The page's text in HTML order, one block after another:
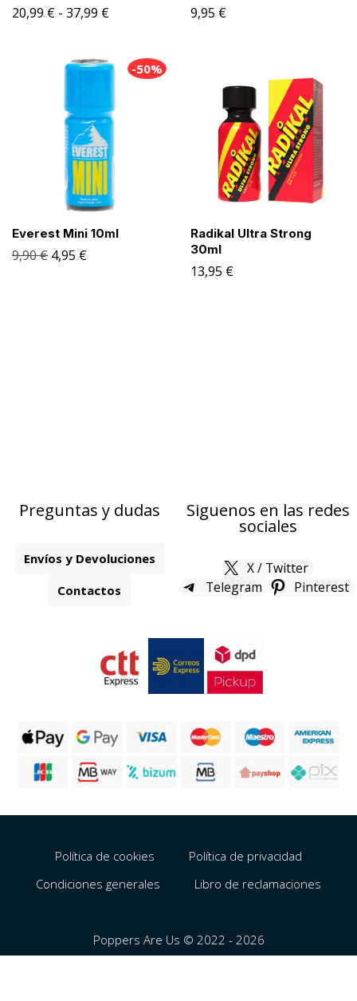
20,99 € - 37,99 € 9,95 €
-50%
Everest Mini 10ml
9,90€ 4,95 €
Radikal Ultra Strong
30ml
13,95 €
Preguntas y dudas
Envíos y Devoluciones
Contactos
Siguenos en las redes
sociales
X / Twitter
Telegram
Pinterest
Política de cookies
Política de privacidad
Condiciones generales
Libro de reclamaciones
Poppers Are Us © 2022 - 2026